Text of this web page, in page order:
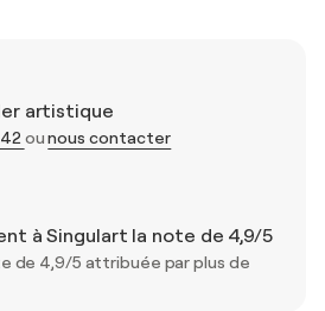
artistique
ounous contacter
à Singulart la note de 4,9/5
de 4,9/5 attribuée par plus de